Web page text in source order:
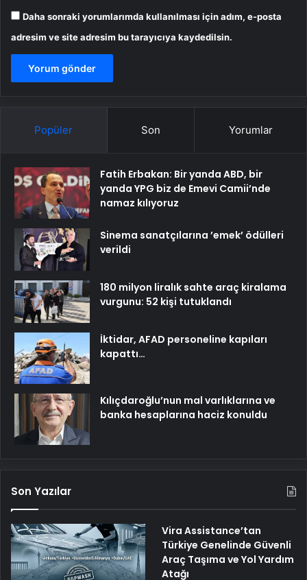
Daha sonraki yorumlarımda kullanılması için adım, e-posta
adresim ve site adresim bu tarayıcıya kaydedilsin.
Popüler Son Yorumlar
Fatih Erbakan: Bir yanda ABD, bir
yanda YPG biz de Emevi Camii’nde
namaz kılıyoruz
Sinema sanatçılarına ’emek’ ödülleri
verildi
180 milyon liralık sahte araç kiralama
vurgunu: 52 kişi tutuklandı
İktidar, AFAD personeline kapıları
kapattı…
Kılıçdaroğlu’nun mal varlıklarına ve
banka hesaplarına haciz konuldu
Son Yazılar
Vira Assistance’tan
Türkiye Genelinde Güvenli
Araç Taşıma ve Yol Yardım
Atağı